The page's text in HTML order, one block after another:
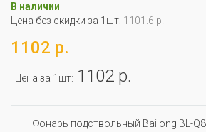
В наличии
Цена без скидки за 1шт: 1101.6 р.
1102 р.
Цена за 1шт: 1102 р.
Фонарь подствольный Bailong BL-